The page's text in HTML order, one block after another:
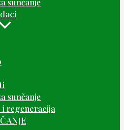
sunčanje
regeneracija